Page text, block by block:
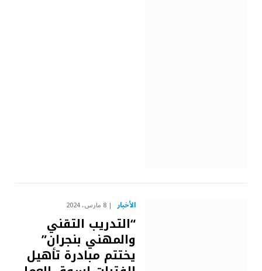
الأخبار 8 مارس، 2024
“التدريب التقني
والمهني بنجران”
يختتم مبادرة تأهيل